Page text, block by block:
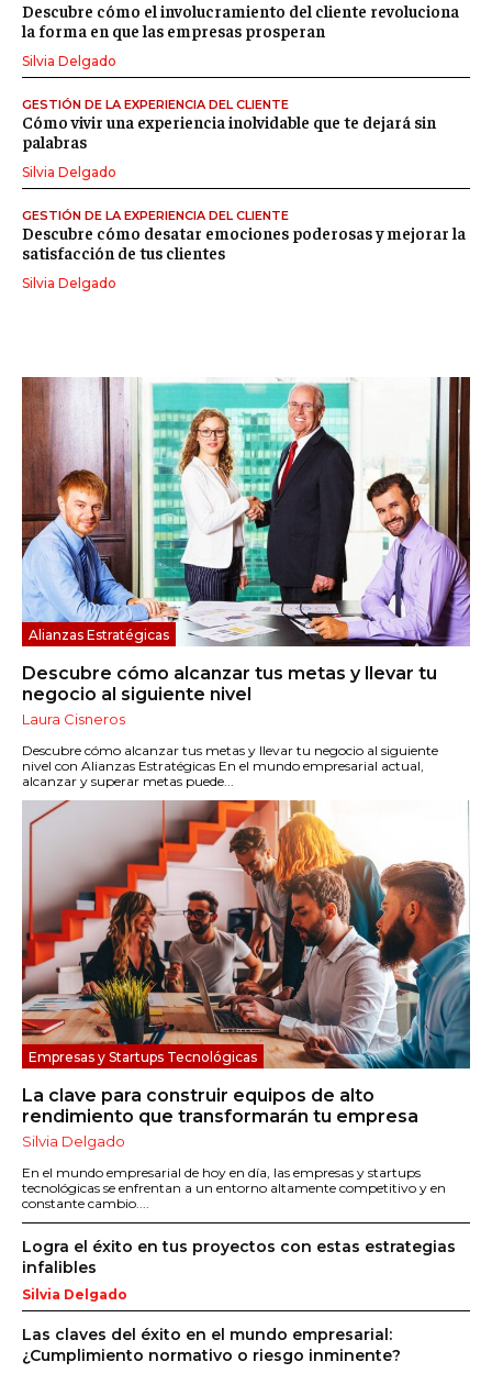
Alianzas Estratégicas
Descubre cómo alcanzar tus metas y llevar tu
negocio al siguiente nivel
Laura Cisneros
Descubre cómo alcanzar tus metas y llevar tu negocio al siguiente
nivel con Alianzas Estratégicas En el mundo empresarial actual,
alcanzar y superar metas puede...
Empresas y Startups Tecnológicas
La clave para construir equipos de alto
rendimiento que transformarán tu empresa
Silvia Delgado
En el mundo empresarial de hoy en día, las empresas y startups
tecnológicas se enfrentan a un entorno altamente competitivo y en
constante cambio....
Logra el éxito en tus proyectos con estas estrategias
infalibles
Silvia Delgado
Las claves del éxito en el mundo empresarial:
¿Cumplimiento normativo o riesgo inminente?
Descubre cómo el involucramiento del cliente revoluciona
la forma en que las empresas prosperan
Silvia Delgado
GESTIÓN DE LA EXPERIENCIA DEL CLIENTE
Cómo vivir una experiencia inolvidable que te dejará sin
palabras
Silvia Delgado
GESTIÓN DE LA EXPERIENCIA DEL CLIENTE
Descubre cómo desatar emociones poderosas y mejorar la
satisfacción de tus clientes
Silvia Delgado